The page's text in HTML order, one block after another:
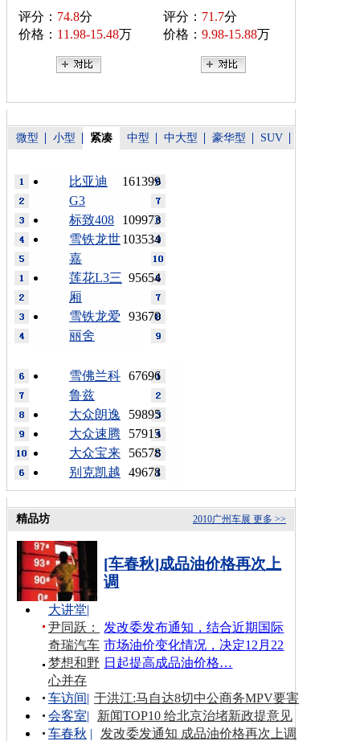
评分： 74.8分
价格： 11.98-15.48万
评分： 71.7分
价格： 9.98-15.88万
微型 小型 紧凑 中型 中大型 豪华型 SUV
161399
比亚迪
G3
109973
标致408
103534
雪铁龙世
嘉
95654
莲花L3三
厢
93670
雪铁龙爱
丽舍
67696
雪佛兰科
鲁兹
59895
大众朗逸
57915
大众速腾
56578
大众宝来
49678
别克凯越
更多 >>
2010广州车展
精品坊
[车春秋]成品油价格再次上
调
发改委发布通知，结合近期国际
市场油价变化情况，决定12月22
日起提高成品油价格…
大讲堂|
尹同跃：
奇瑞汽车
梦想和野
心并存
车访间| 于洪江:马自达8切中公商务MPV要害
会客室|
新闻TOP10 给北京治堵新政提意见
车春秋 |
发改委发通知 成品油价格再次上调